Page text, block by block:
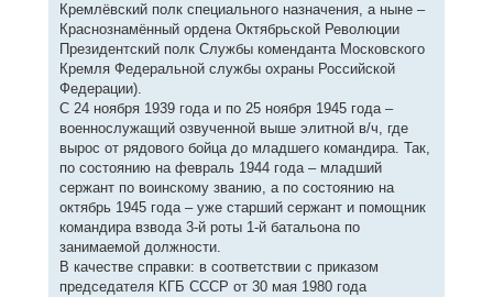
Кремлёвский полк специального назначения, а ныне –
Краснознамённый ордена Октябрьской Революции
Президентский полк Службы коменданта Московского
Кремля Федеральной службы охраны Российской
Федерации).
С 24 ноября 1939 года и по 25 ноября 1945 года –
военнослужащий озвученной выше элитной в/ч, где
вырос от рядового бойца до младшего командира. Так,
по состоянию на февраль 1944 года – младший
сержант по воинскому званию, а по состоянию на
октябрь 1945 года – уже старший сержант и помощник
командира взвода 3-й роты 1-й батальона по
занимаемой должности.
В качестве справки: в соответствии с приказом
председателя КГБ СССР от 30 мая 1980 года